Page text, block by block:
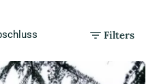
Filters